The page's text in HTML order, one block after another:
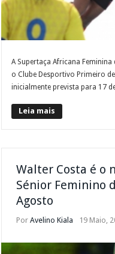
A Supertaça Africana
o Clube Desportivo Primeiro
inicialmente prevista para 17
Leia mais
Walter Costa é o
Sénior Feminino
Agosto
PorAvelino Kiala 19 Maio,